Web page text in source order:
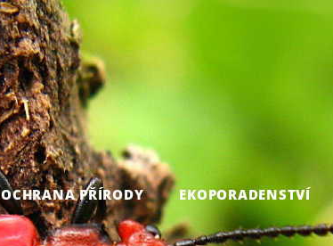
OCHRANA PŘÍRODY EKOPORADENSTVÍ